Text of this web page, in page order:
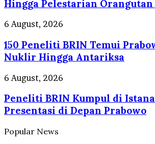
di
Dapat
AI
Pesepeda
Sampaikan
Pesan
Ekspedisi
Hutan
Merdeka
Pelestarian
Tapanuli
Hingga Pelestarian
150
BRIN
Temui
Prabowo,
Bawa
Riset
Nuklir
Hingga
Antariksa
6 August, 2026
150 Peneliti BRIN Temui
Nuklir Hingga Antariksa
Peneliti
Kumpul
di
Istana,
Akan
Presentasi
6 August, 2026
Peneliti BRIN Kumpul di
Presentasi di Depan Prabowo
Popular News